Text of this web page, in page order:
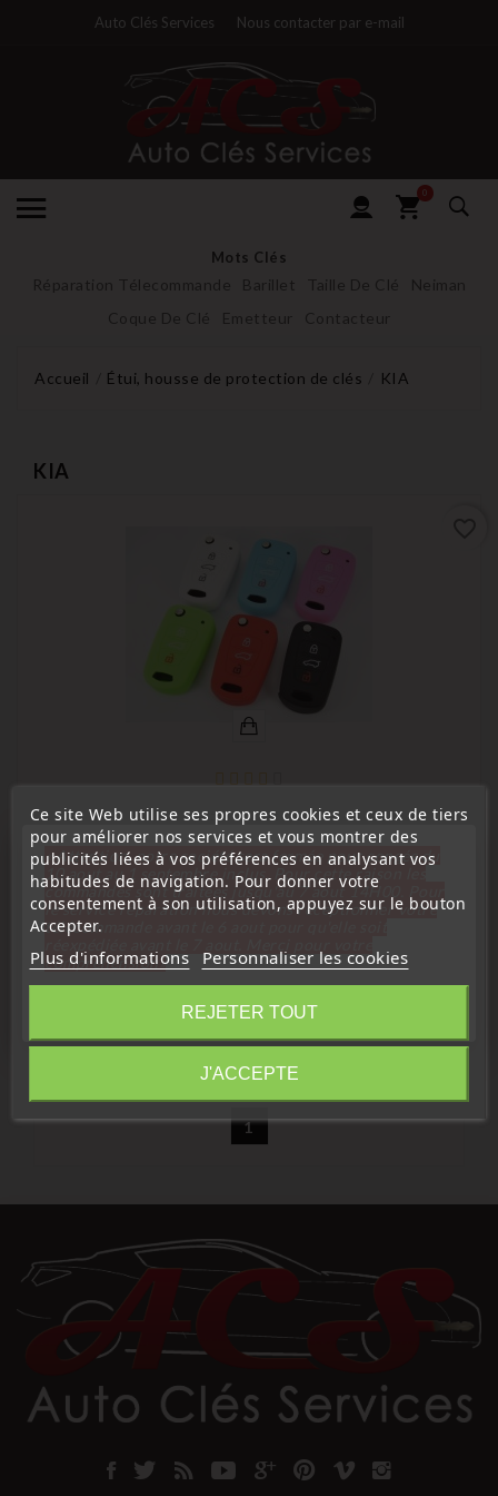
Auto Clés Services Nous contacter par e-mail
0
Mots Clés
Réparation Télecommande Barillet Taille De Clé
Neiman
Coque De Clé
Emetteur Contacteur
Accueil Étui, housse de protection de clés KIA
KIA
(4/ 5) sur2note(s)
Étui, housse de protection de clés
Étui Housse De Protection Pour Télécommande KIA CEE'D,
Soul, Picanto, Sorento, Sportage, Amanti 3 Boutons
1,80 €Prix
1
Ce site Web utilise ses propres cookies et ceux de tiers
pour améliorer nos services et vous montrer des
publicités liées à vos préférences en analysant vos
habitudes de navigation. Pour donner votre
consentement à son utilisation, appuyez sur le bouton
Accepter.
Plus d'informations Personnaliser les cookies
REJETER TOUT
J'ACCEPTE
« Attention, notre société sera fermée pour congés du
10 aout au 1 septembre inclus. Pour cette raison les
commandes sont traitées jusqu'au 7 aout 14H00. Pour
le service réparation nous devons réceptionner votre
télécommande avant le 6 aout pour qu'elle soit
compréhension»
Fermer
Information